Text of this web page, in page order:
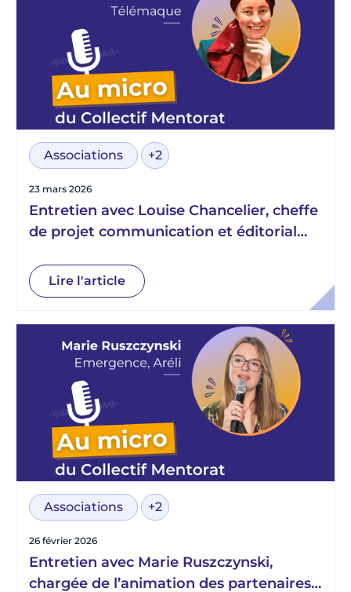
Associations +2
23 mars 2026
Entretien avec Louise Chancelier, cheffe
de projet communication et éditorial
Lire l'article
Associations +2
26 février 2026
Entretien avec Marie Ruszczynski,
chargée de l’animation des partenaires